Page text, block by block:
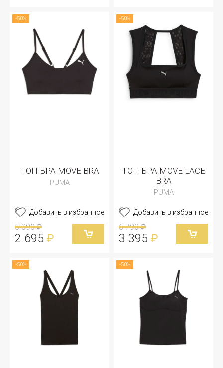
-50%
ТОП-БРА MOVE BRA
PUMA
Добавить в избранное
5 390 ₽
2 695 ₽
-50%
ТОП-БРА MOVE LACE
BRA
PUMA
Добавить в избранное
6 790 ₽
3 395 ₽
-50% -50%